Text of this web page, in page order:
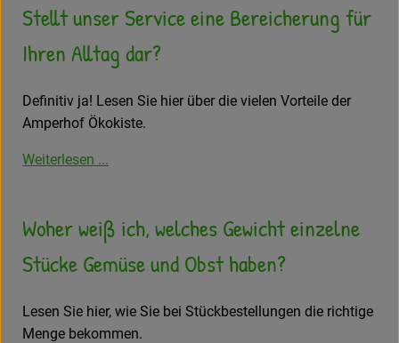
Stellt unser Service eine Bereicherung für
Ihren Alltag dar?
Definitiv ja! Lesen Sie hier über die vielen Vorteile der
Amperhof Ökokiste.
Weiterlesen ...
Woher weiß ich, welches Gewicht einzelne
Stücke Gemüse und Obst haben?
Lesen Sie hier, wie Sie bei Stückbestellungen die richtige
Menge bekommen.